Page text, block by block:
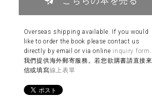
Overseas shipping available. If you would
like to order the book please contact us
directly by email or via online inquiry form .
我們提供海外郵寄服務。若您欲購書請直接來
信或填寫線上表單